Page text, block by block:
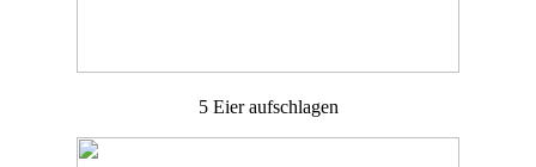
5 Eier aufschlagen